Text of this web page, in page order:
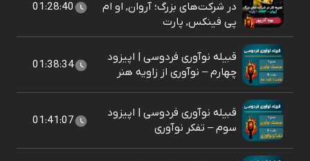
در شرکت‌های بزرگ؛ آروان, او ام
پی فینکس, پارت
01:28:40
قبیله نوآوری فردوسی | اپیزود
چهارم – نوآوری از زاویه هنر
01:38:34
قبیله نوآوری فردوسی | اپیزود
سوم – تفکر نوآوری
01:41:07